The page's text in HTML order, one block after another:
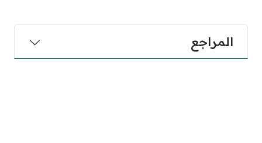
المراجع